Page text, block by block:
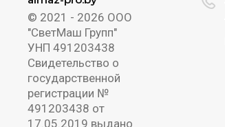
© 2021 - 2026 ООО
"СветМаш Групп"
УНП 491203438
Свидетельство о
государственной
регистрации №
491203438 от
17.05.2019 выдано